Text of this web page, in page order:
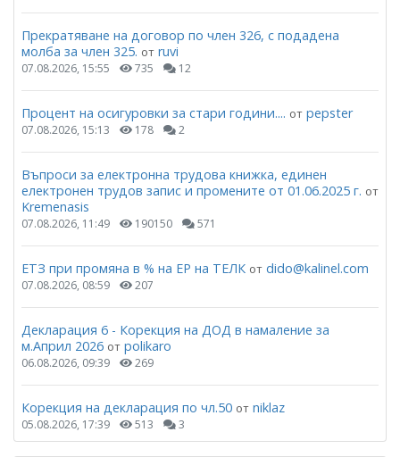
Прекратяване на договор по член 326, с подадена
молба за член 325. от ruvi
07.08.2026, 15:55 735 12
Процент на осигуровки за стари години.... от pepster
07.08.2026, 15:13 178 2
Въпроси за електронна трудова книжка, единен
електронен трудов запис и промените от 01.06.2025 г. от
Kremenasis
07.08.2026, 11:49 190150 571
ЕТЗ при промяна в % на ЕР на ТЕЛК от dido@kalinel.com
07.08.2026, 08:59 207
Декларация 6 - Корекция на ДОД в намаление за
м.Април 2026 от polikaro
06.08.2026, 09:39 269
Корекция на декларация по чл.50 от niklaz
05.08.2026, 17:39 513 3